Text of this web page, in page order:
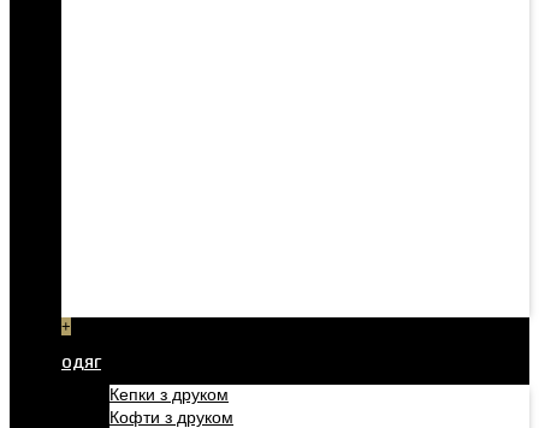
+
ОДЯГ
Кепки з друком
Кофти з друком